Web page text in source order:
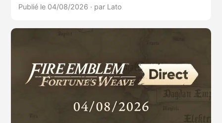
Publié le 04/08/2026 · par Lato